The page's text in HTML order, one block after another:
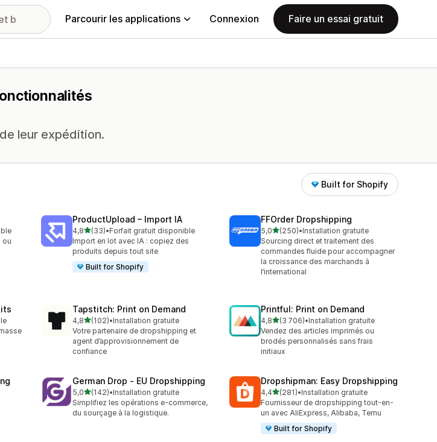
Parcourir les applications Connexion Faire un essai gratuit
leur expédition.
Built for Shopify
ou
ProductUpload – Import IA
4,8étoile(s) sur 5
(33)
33 avis au total
•Forfait gratuit disponible
Import en lot avec IA : copiez des
produits depuis tout site
Built for Shopify
FFOrder Dropshipping
5,0étoile(s) sur 5
(250)
250 avis au total
•Installation gratuite
Sourcing direct et traitement des
commandes fluide pour accompagner
la croissance des marchands à
l’international
Tapstitch: Print on Demand
4,8étoile(s) sur 5
(102)
102 avis au total
•Installation gratuite
Votre partenaire de dropshipping et
agent d’approvisionnement de
confiance
Printful: Print on Demand
4,8étoile(s) sur 5
(3 706)
3706 avis au total
•Installation gratuite
Vendez des articles imprimés ou
brodés personnalisés sans frais
initiaux
German Drop ‑ EU Dropshipping
5,0étoile(s) sur 5
(142)
142 avis au total
•Installation gratuite
Simplifiez les opérations e-commerce,
du sourçage à la logistique.
Dropshipman: Easy Dropshipping
4,4étoile(s) sur 5
(281)
281 avis au total
•Installation gratuite
Fournisseur de dropshipping tout-en-
un avec AliExpress, Alibaba, Temu
Built for Shopify